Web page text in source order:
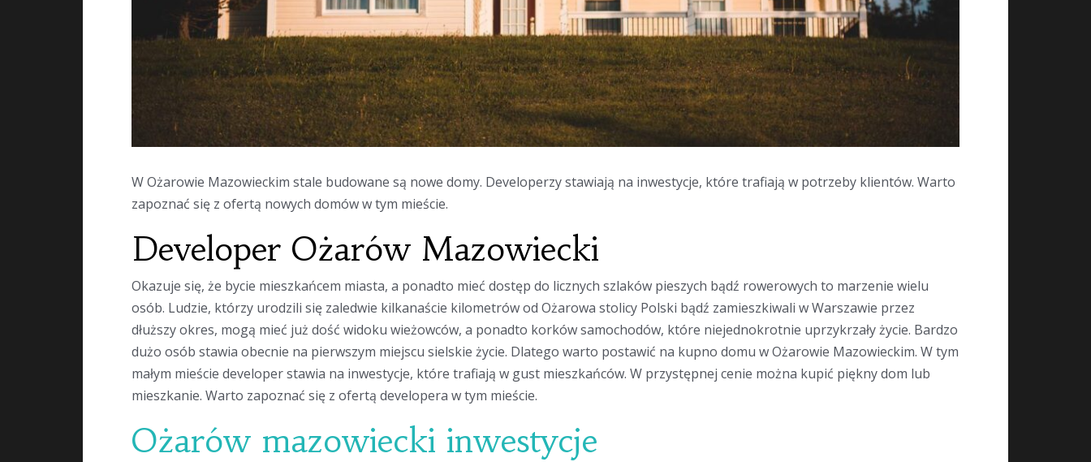
W Ożarowie Mazowieckim stale budowane są nowe domy. Developerzy stawiają na inwestycje, które trafiają w potrzeby klientów. Warto
zapoznać się z ofertą nowych domów w tym mieście.
Developer Ożarów Mazowiecki
Okazuje się, że bycie mieszkańcem miasta, a ponadto mieć dostęp do licznych szlaków pieszych bądź rowerowych to marzenie wielu
osób. Ludzie, którzy urodzili się zaledwie kilkanaście kilometrów od Ożarowa stolicy Polski bądź zamieszkiwali w Warszawie przez
dłuższy okres, mogą mieć już dość widoku wieżowców, a ponadto korków samochodów, które niejednokrotnie uprzykrzały życie. Bardzo
dużo osób stawia obecnie na pierwszym miejscu sielskie życie. Dlatego warto postawić na kupno domu w Ożarowie Mazowieckim. W tym
małym mieście developer stawia na inwestycje, które trafiają w gust mieszkańców. W przystępnej cenie można kupić piękny dom lub
mieszkanie. Warto zapoznać się z ofertą developera w tym mieście.
Ożarów mazowiecki inwestycje